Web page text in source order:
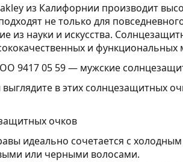
из Калифорнии производит
не только для
из науки и искусства.
и функциональных
9417 05 59— мужские
в этих солнцезащитных
очков
идеально сочетается с
или черными волосами.